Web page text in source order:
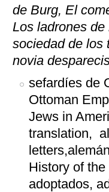
de Burg, El
Los ladrones
sociedad de los
novia
sefardíes de
Ottoman
Jews in
translation,
History of
adoptados,